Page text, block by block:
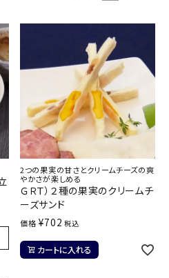
2つの果実の甘さとクリームチーズの爽
やかさが楽しめる
ＧＲＴ）２種の果実のクリームチ
ーズサンド
価格 ¥702 税込
カートに入れる